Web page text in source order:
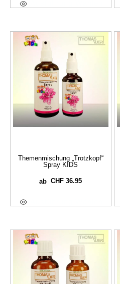
Themenmischung „Trotzkopf“
Spray KIDS
abCHF 36.95